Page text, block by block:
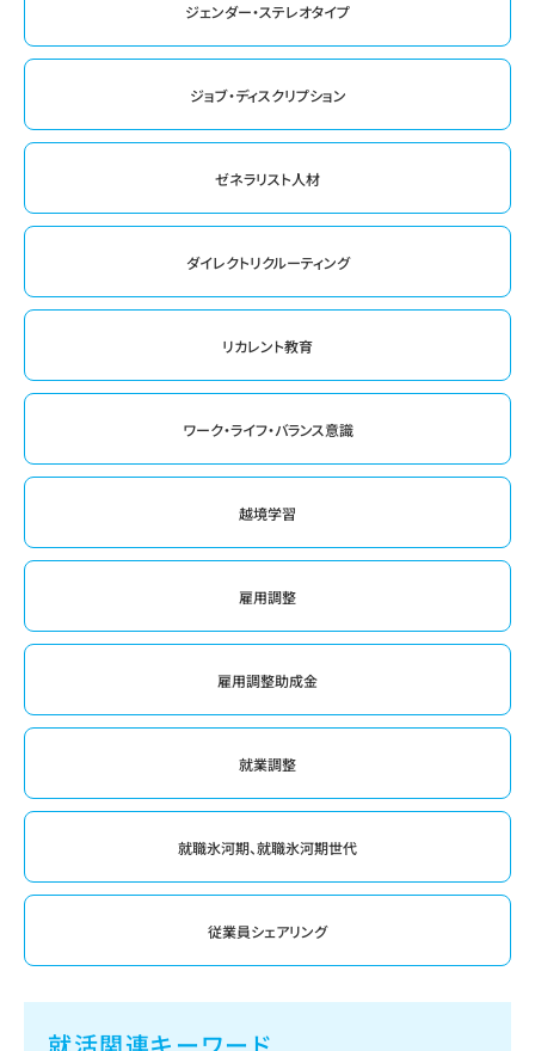
ジェンダー・ステレオタイプ
ジョブ・ディスクリプション
ゼネラリスト人材
ダイレクトリクルーティング
リカレント教育
ワーク・ライフ・バランス意識
越境学習
雇用調整
雇用調整助成金
就業調整
就職氷河期、就職氷河期世代
従業員シェアリング